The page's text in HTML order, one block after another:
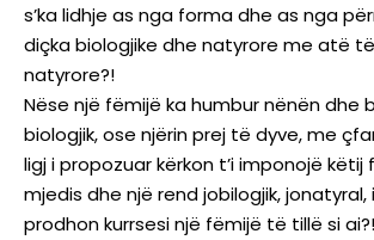
s’ka lidhje as nga forma dhe as nga
diçka biologjike dhe natyrore me atë
natyrore?!
Nëse një fëmijë ka humbur nënën dhe
biologjik, ose njërin prej të dyve, me
ligj i propozuar kërkon t’i imponojë këtij
mjedis dhe një rend jobilogjik, jonatyral,
prodhon kurrsesi një fëmijë të tillë si ai?!